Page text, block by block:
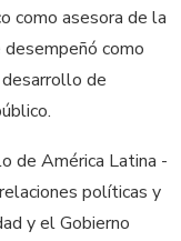
como asesora de la
como
de
de América Latina -
políticas y
y el Gobierno